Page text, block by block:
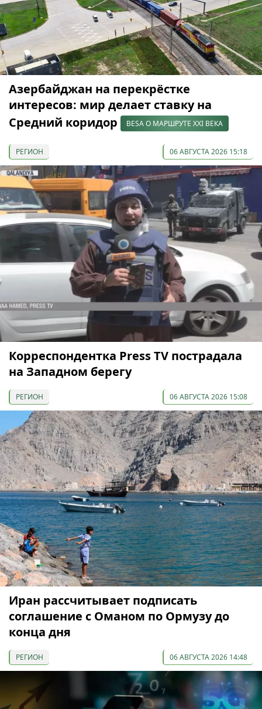
Азербайджан на перекрёстке
интересов: мир делает ставку на
Средний коридор
BESA О МАРШРУТЕ XXI ВЕКА
РЕГИОН 06 АВГУСТА 2026 15:18
Корреспондентка Press TV пострадала
на Западном берегу
РЕГИОН 06 АВГУСТА 2026 15:08
Иран рассчитывает подписать
соглашение с Оманом по Ормузу до
конца дня
РЕГИОН 06 АВГУСТА 2026 14:48